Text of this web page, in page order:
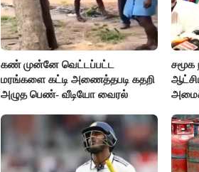
கண் முன்னே வெட்டப்பட்ட
மரங்களை கட்டி அணைத்தபடி கதறி
அழுத பெண்- வீடியோ வைரல்
சமூக